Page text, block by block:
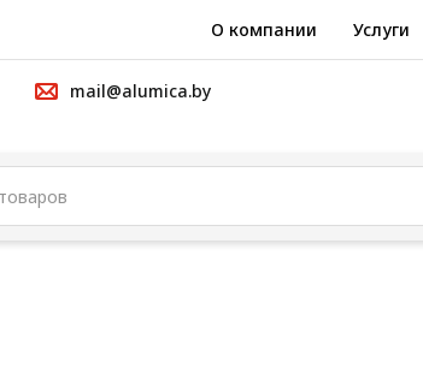
О компании Услуги
mail@alumica.by